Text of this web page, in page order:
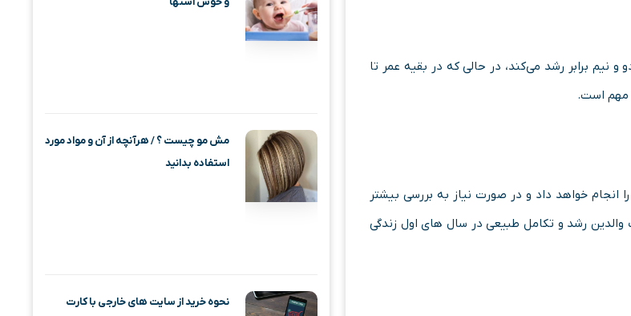
سال اول تولد دو و نیم برابر رشد می‌کند، در حالی که در بقیه عمر تا
مهم است.
انجام خواهد داد و در صورت نیاز به بررسی بیشتر
والدین رشد و تکامل طبیعی در سال های اول زندگی
مش مو چیست ؟ / هرآنچه از آن و مواد مورد
استفاده بدانید
نحوه خرید از سایت های خارجی با کارت